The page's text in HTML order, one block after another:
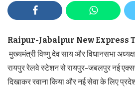
Raipur-Jabalpur New Express
मुख्यमंत्री विष्णु देव साय और विधानसभा
रायपुर रेलवे स्टेशन से रायपुर-जबलपुर नई
दिखाकर रवाना किया और नई सेवा के लिए